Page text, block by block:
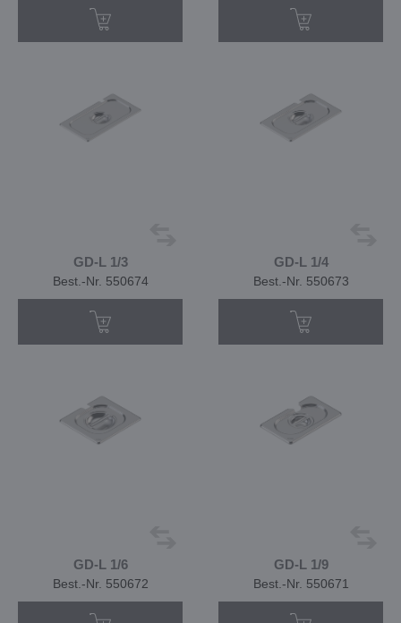
GD-L 1/3
Best.-Nr. 550674
GD-L 1/4
Best.-Nr. 550673
GD-L 1/6
Best.-Nr. 550672
GD-L 1/9
Best.-Nr. 550671